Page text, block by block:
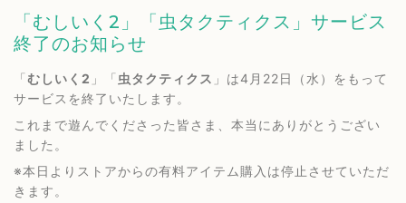
「むしいく2」「虫タクティクス」サービス
終了のお知らせ
「むしいく2 」「虫タクティクス 」は4月22日（水）をもって
サービスを終了いたします。
これまで遊んでくださった皆さま、本当にありがとうござい
ました。
※本日よりストアからの有料アイテム購入は停止させていただ
きます。